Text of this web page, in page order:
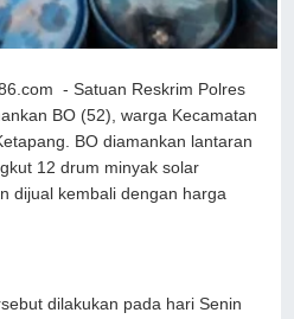
- Satuan Reskrim Polres
BO (52), warga Kecamatan
BO diamankan lantaran
12 drum minyak solar
dijual kembali dengan harga
dilakukan pada hari Senin